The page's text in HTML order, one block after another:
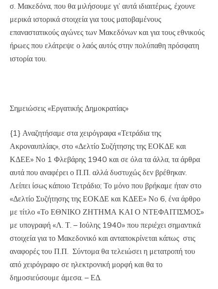
σ. Μακεδόνα, που θα μιλήσουμε γι’ αυτά ιδιαιτέρως, έχουνε
μερικά ιστορικά στοιχεία για τους ματοβαμένους
επαναστατικούς αγώνες των Μακεδόνων και για τους εθνικούς
ήρωες που ελάτρεψε ο λαός αυτός στην πολύπαθη πρόσφατη
ιστορία του.
Σημειώσεις «Εργατικής Δημοκρατίας»
{1} Αναζητήσαμε στα χειρόγραφα «Τετράδια της
Ακροναυπλίας», στο «Δελτίο Συζήτησης της ΕΟΚΔΕ και
ΚΔΕΕ» Νο 1 Φλεβάρης 1940 και σε όλα τα άλλα, τα άρθρα
αυτά που αναφέρει ο Π.Π. αλλά δυστυχώς δεν βρέθηκαν.
Λείπει ίσως κάποιο Τετράδιο; Το μόνο που βρήκαμε ήταν στο
«Δελτίο Συζήτησης της ΕΟΚΔΕ και ΚΔΕΕ» Νο 6, ένα άρθρο
με τίτλο «Το ΕΘΝΙΚΟ ΖΗΤΗΜΑ ΚΑΙ Ο ΝΤΕΦΑΙΤΙΣΜΟΣ»
με υπογραφή «Λ. Τ. – Ιούλης 1940» που περιέχει σημαντικά
στοιχεία για το Μακεδονικό και ανταποκρίνεται κάπως στις
αναφορές του Π.Π. Σύντομα θα τελειώσει η μετατροπή του
από χειρόγραφο σε ηλεκτρονική μορφή και θα το
δημοσιεύσουμε άμεσα. – ΕΔ.